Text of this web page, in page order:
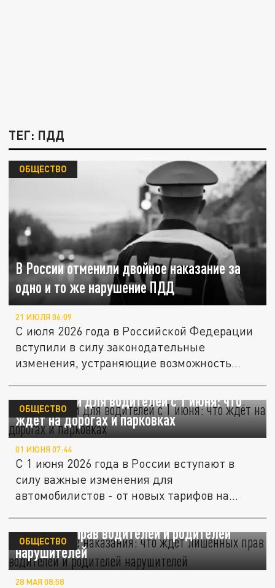
ТЕГ: ПДД
В России отменили двойное наказание за
одно и то же нарушение ПДД
ОБЩЕСТВО
21 ИЮЛЯ 06:09
С июля 2026 года в Российской Федерации
вступили в силу законодательные
изменения, устраняющие возможность...
7 изменений для водителей с 1 июня: что
ждёт на дорогах и парковках
ОБЩЕСТВО
01 ИЮНЯ 07:44
С 1 июня 2026 года в России вступают в
силу важные изменения для
автомобилистов - от новых тарифов на
Ужесточение наказания: что ждет
лишенных прав водителей и родителей
нарушителей
ОБЩЕСТВО
28 МАЯ 08:58